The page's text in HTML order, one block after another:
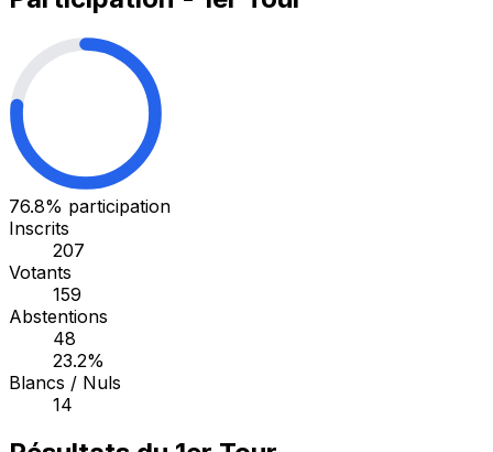
76.8% participation
Inscrits
207
Votants
159
Abstentions
48
23.2%
Blancs / Nuls
14